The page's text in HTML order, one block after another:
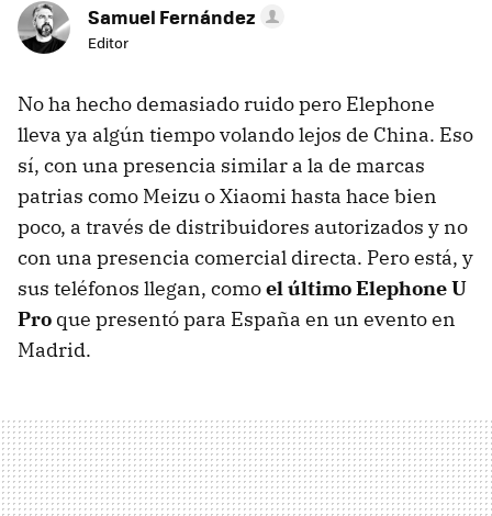
Samuel Fernández
Editor
No ha hecho demasiado ruido pero Elephone
lleva ya algún tiempo volando lejos de China. Eso
sí, con una presencia similar a la de marcas
patrias como Meizu o Xiaomi hasta hace bien
poco, a través de distribuidores autorizados y no
con una presencia comercial directa. Pero está, y
sus teléfonos llegan, comoel último Elephone U
Pro que presentó para España en un evento en
Madrid.